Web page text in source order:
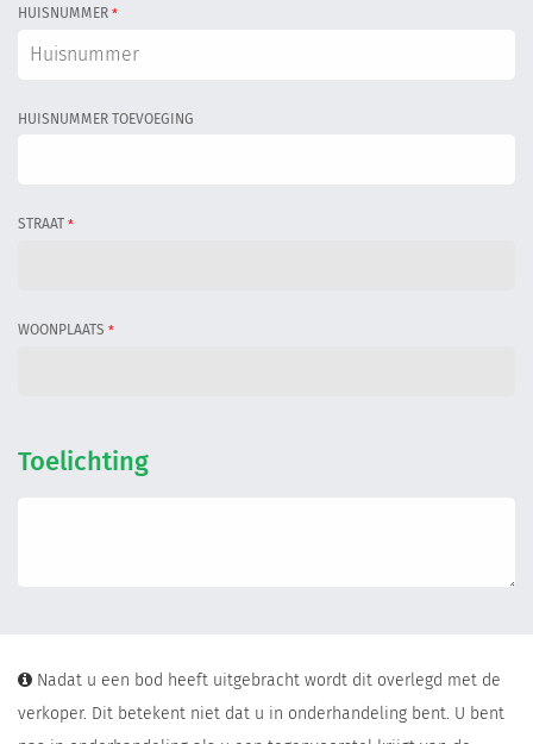
HUISNUMMER *
HUISNUMMER TOEVOEGING
STRAAT *
WOONPLAATS *
Toelichting
Nadat u een bod heeft uitgebracht wordt dit overlegd met de
verkoper. Dit betekent niet dat u in onderhandeling bent. U bent